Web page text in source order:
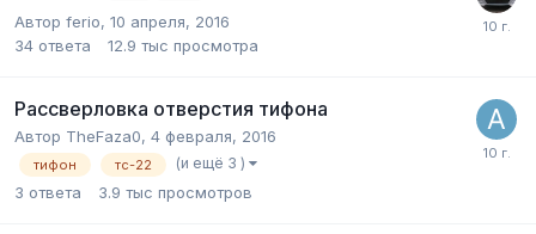
Автор ferio, 10 апреля, 2016
34 ответа 12.9 тыс просмотра
Рассверловка отверстия тифона
Автор TheFaza0, 4 февраля, 2016
тифон тс-22 (и ещё 3 )
3 ответа 3.9 тыс просмотров